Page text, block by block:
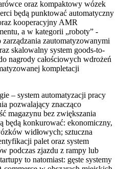
oraz kompaktowy wózek
będą punktować automatyczny
kooperacyjny AMR
a w kategorii „roboty” -
zautomatyzowanymi
skalowalny system goods-to-
nagrody całościowych wdrożeń
kompletacji
– system automatyzacji pracy
pozwalający znacząco
magazynu bez zwiększania
będą konkurować: ekonomiczny,
widłowych; sztuczna
palet oraz system
podczas zjazdu z rampy lub
to natomiast: gęste systemy